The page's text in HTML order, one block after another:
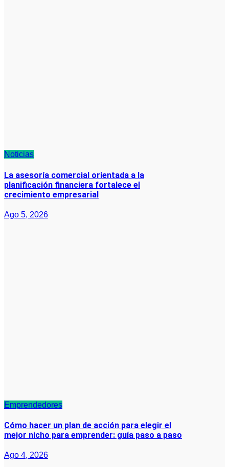
Noticias
La asesoría comercial orientada a la
planificación financiera fortalece el
crecimiento empresarial
Ago 5, 2026
Emprendedores
Cómo hacer un plan de acción para elegir el
mejor nicho para emprender: guía paso a paso
Ago 4, 2026